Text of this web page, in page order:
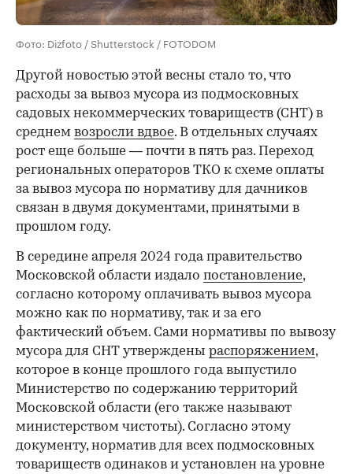
Фото: Dizfoto / Shutterstock / FOTODOM
Другой новостью этой весны стало то, что
расходы за вывоз мусора из подмосковных
садовых некоммерческих товариществ (СНТ) в
среднем возросли вдвое. В отдельных случаях
рост еще больше — почти в пять раз. Переход
региональных операторов ТКО к схеме оплаты
за вывоз мусора по нормативу для дачников
связан в двумя документами, принятыми в
прошлом году.
В середине апреля 2024 года правительство
Московской области издало постановление,
согласно которому оплачивать вывоз мусора
можно как по нормативу, так и за его
фактический объем. Сами нормативы по вывозу
мусора для СНТ утверждены распоряжением,
которое в конце прошлого года выпустило
Министерство по содержанию территорий
Московской области (его также называют
министерством чистоты). Согласно этому
документу, норматив для всех подмосковных
товариществ одинаков и установлен на уровне